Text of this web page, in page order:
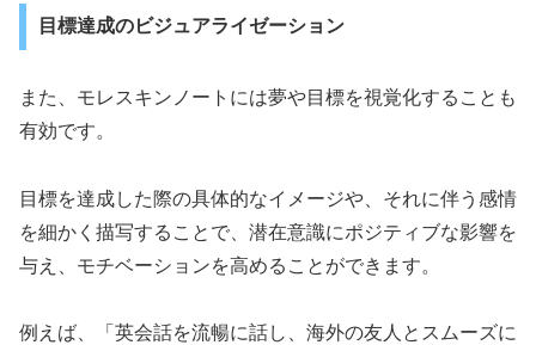
目標達成のビジュアライゼーション
また、モレスキンノートには夢や目標を視覚化することも
有効です。
目標を達成した際の具体的なイメージや、それに伴う感情
を細かく描写することで、潜在意識にポジティブな影響を
与え、モチベーションを高めることができます。
例えば、「英会話を流暢に話し、海外の友人とスムーズに